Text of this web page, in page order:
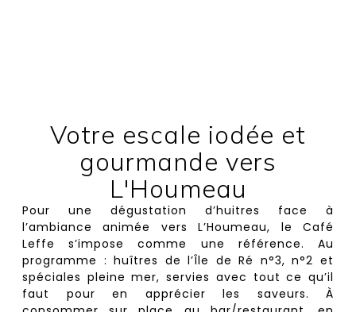
Votre escale iodée et
gourmande vers
L'Houmeau
Pour une dégustation d’huitres face à
l’ambiance animée vers L’Houmeau, le Café
Leffe s’impose comme une référence. Au
programme : huîtres de l’Île de Ré n°3, n°2 et
spéciales pleine mer, servies avec tout ce qu’il
faut pour en apprécier les saveurs. À